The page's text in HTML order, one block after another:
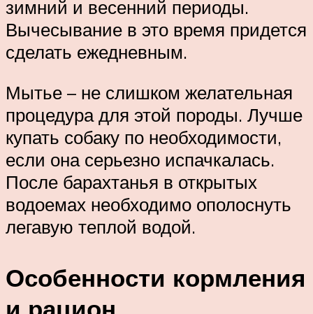
зимний и весенний периоды.
Вычесывание в это время придется
сделать ежедневным.
Мытье – не слишком желательная
процедура для этой породы. Лучше
купать собаку по необходимости,
если она серьезно испачкалась.
После барахтанья в открытых
водоемах необходимо ополоснуть
легавую теплой водой.
Особенности кормления